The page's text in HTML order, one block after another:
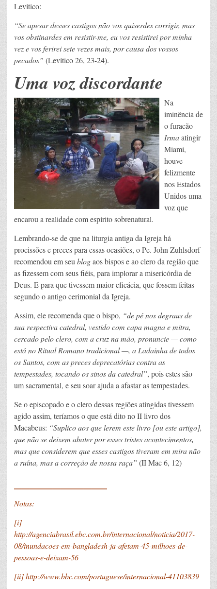
Levítico:
“Se apesar desses castigos não vos quiserdes corrigir, mas
vos obstinardes em resistir-me, eu vos resistirei por minha
vez e vos ferirei sete vezes mais, por causa dos vossos
pecados” (Levítico 26, 23-24).
Uma voz discordante
Na
iminência de
o furacão
Irmaatingir
Miami,
houve
felizmente
nos Estados
Unidos uma
voz que
encarou a realidade com espírito sobrenatural.
Lembrando-se de que na liturgia antiga da Igreja há
procissões e preces para essas ocasiões, o Pe. John Zuhlsdorf
recomendou em seu blogaos bispos e ao clero da região que
as fizessem com seus fiéis, para implorar a misericórdia de
Deus. E para que tivessem maior eficácia, que fossem feitas
segundo o antigo cerimonial da Igreja.
Assim, ele recomenda que o bispo, “de pé nos degraus de
sua respectiva catedral, vestido com capa magna e mitra,
cercado pelo clero, com a cruz na mão, pronuncie — como
está no Ritual Romano tradicional —, a Ladainha de todos
os Santos, com as preces deprecatórias contra as
tempestades, tocando os sinos da catedral”, pois estes são
um sacramental, e seu soar ajuda a afastar as tempestades.
Se o episcopado e o clero dessas regiões atingidas tivessem
agido assim, teríamos o que está dito no II livro dos
Macabeus: “Suplico aos que lerem este livro [ou este artigo],
que não se deixem abater por esses tristes acontecimentos,
mas que considerem que esses castigos tiveram em mira não
a ruína, mas a correção de nossa raça” (II Mac 6, 12)
Notas:
[i]
http://agenciabrasil.ebc.com.br/internacional/noticia/2017-
08/inundacoes-em-bangladesh-ja-afetam-45-milhoes-de-
pessoas-e-deixam-56
[ii]http://www.bbc.com/portuguese/internacional-41103839